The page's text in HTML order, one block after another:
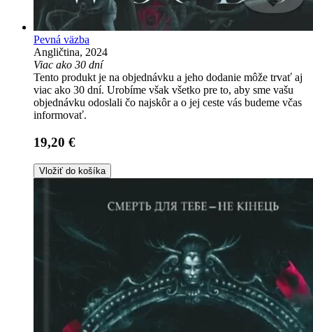
Pevná väzba
Angličtina, 2024
Viac ako 30 dní
Tento produkt je na objednávku a jeho dodanie môže trvať aj
viac ako 30 dní. Urobíme však všetko pre to, aby sme vašu
objednávku odoslali čo najskôr a o jej ceste vás budeme včas
informovať.
19,20 €
Vložiť do košíka